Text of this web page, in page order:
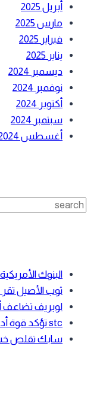
أبريل 2025
مارس 2025
فبراير 2025
يناير 2025
ديسمبر 2024
نوفمبر 2024
أكتوبر 2024
سبتمبر 2024
أغسطس 2024
Search
البنوك
ثوب الأصيل تقر توزيع أرباح
لوبريف تضاعف أرباحها إلى 992 مليون ريال في النصف
stc تؤكد قوة أدائها في النصف الأول 2026 وتواصل التوسع في الحوسبة السحابية والبنية الرقمية
سابك تقلص خسائرها في الربع